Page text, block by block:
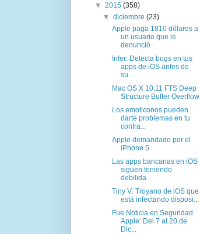
▼ 2015 (358)
▼diciembre(23)
Apple paga 1810 dólares a
un usuario que le
denunció
Infer: Detecta bugs en tus
apps de iOS antes de
su...
Mac OS X 10.11 FTS Deep
Structure Buffer Overflow
Los emoticonos pueden
darte problemas en tu
contra...
Apple demandado por el
iPhone 5
Las apps bancarias en iOS
siguen teniendo
debilida...
Tiny V: Troyano de iOS que
está infectando disposi...
Fue Noticia en Seguridad
Apple: Del 7 al 20 de
Dic...